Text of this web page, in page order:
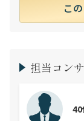
こ
担当コン